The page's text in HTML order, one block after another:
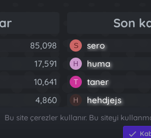
85,098
17,591
10,641
4,860
4,542
Son
S sero
H huma
T taner
H hehdjejs
Sağlam
Bu site çerezler kullanır. Bu siteyi